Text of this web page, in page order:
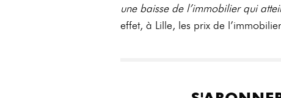
une baisse de l’immobilier qui
effet, à Lille, les prix de